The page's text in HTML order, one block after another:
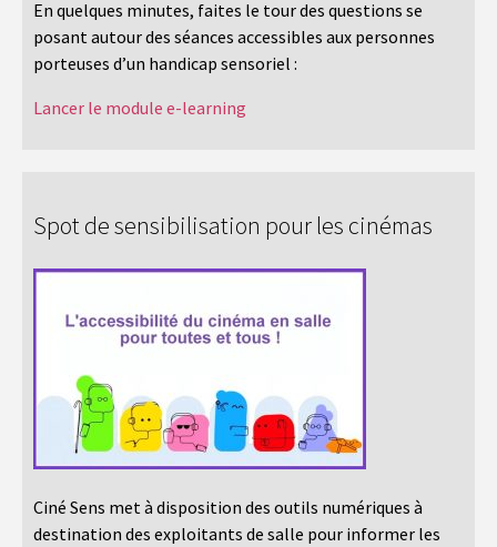
En quelques minutes, faites le tour des questions se
posant autour des séances accessibles aux personnes
porteuses d’un handicap sensoriel :
Lancer le module e-learning
Spot de sensibilisation pour les cinémas
Ciné Sens met à disposition des outils numériques à
destination des exploitants de salle pour informer les